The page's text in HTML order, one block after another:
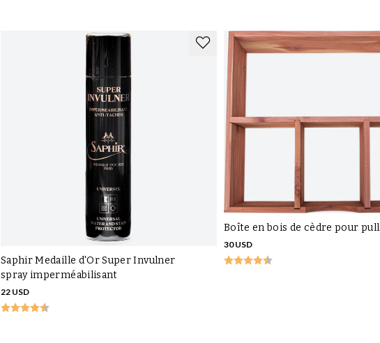
Saphir Medaille d'Or Super Invulner
spray imperméabilisant
22 USD
Boîte en bois de cèdre pour
30 USD